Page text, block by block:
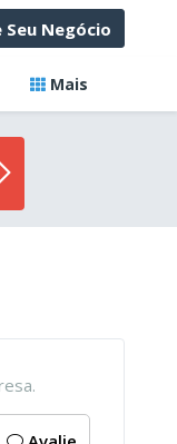
Seu Negócio
Mais